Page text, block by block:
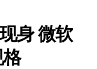
身 微软